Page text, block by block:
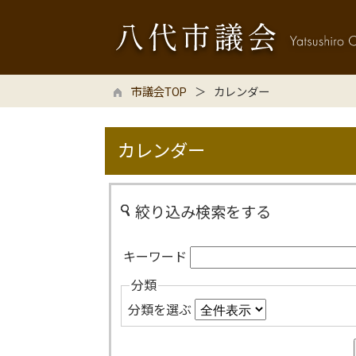
市議会TOP カレンダー
カレンダー
絞り込み検索をする
キーワード
分類
分類を選ぶ